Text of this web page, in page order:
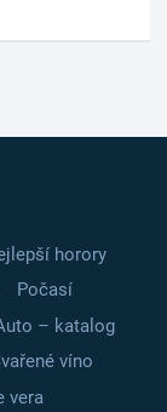
horory
Počasí
– katalog
víno
vera